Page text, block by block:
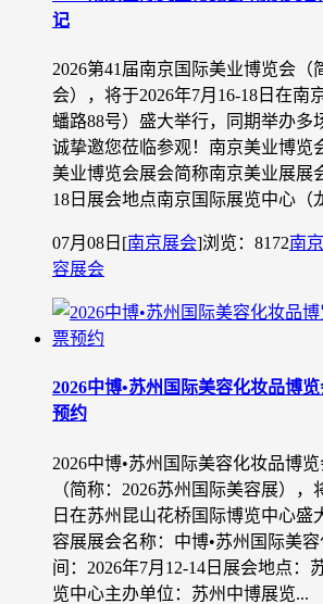
记
2026第41届南京国际美业博览会（
会），将于2026年7月16-18日在南
蟠路88号）盛大举行，同期举办多
诚挚邀您莅临参观！南京美业博览
美业博览会展会简称南京美业展展
18日展会地点南京国际展览中心（
07月08日 [南京展会]浏览：8172南
容展会
2026中博•苏州国际美容化妆品博
预约
2026中博•苏州国际美容化妆品博
（简称：2026苏州国际美容展），
日在苏州昆山花桥国际博览中心盛
容展展会名称：中博•苏州国际美
间：2026年7月12-14日展会地点：
览中心主办单位：苏州中博展览...